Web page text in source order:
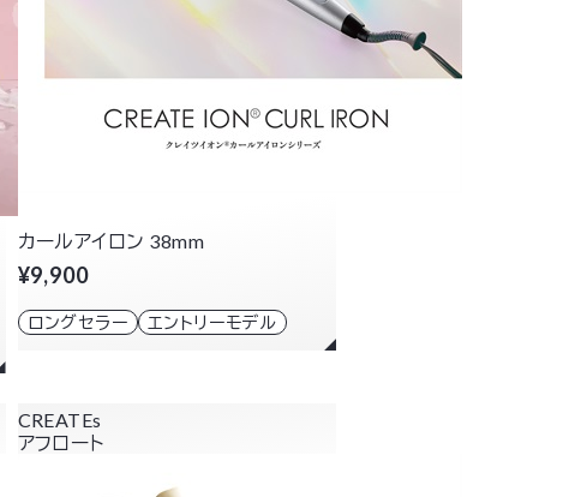
カールアイロン 38mm
¥9,900
ロングセラー エントリーモデル
CREATEs
アフロート